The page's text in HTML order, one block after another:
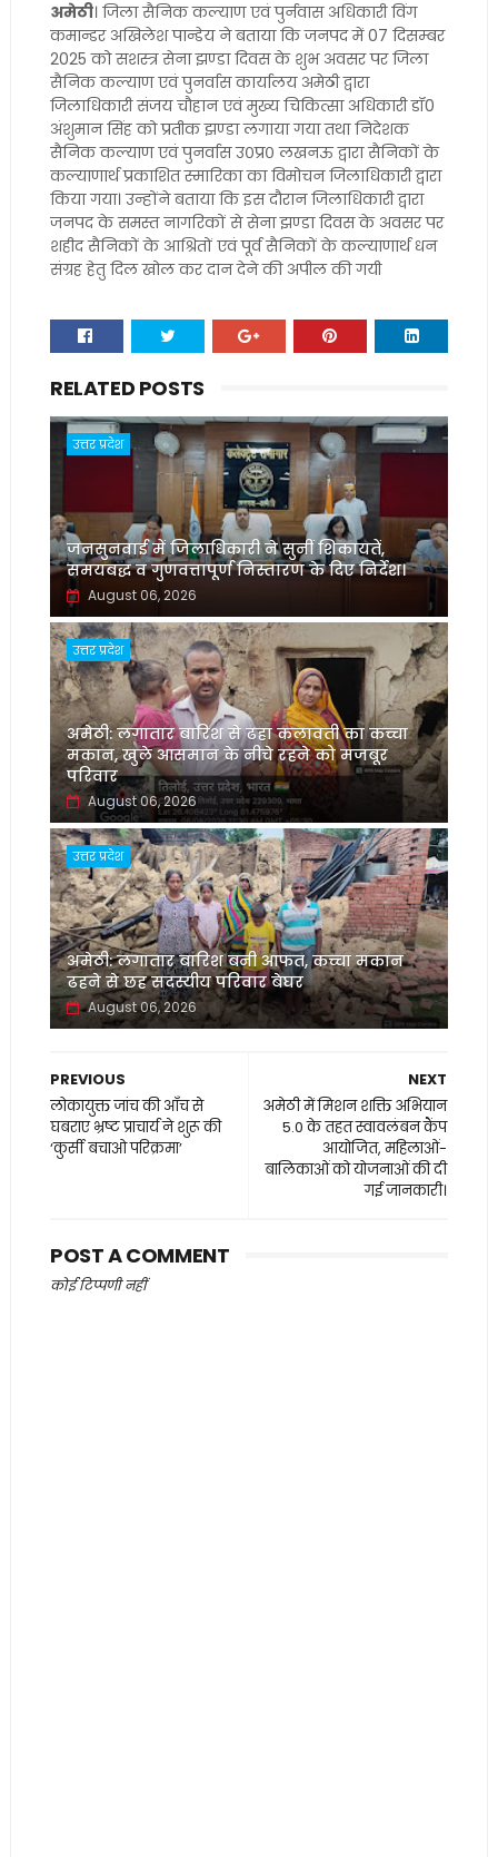
अमेठी। जिला सैनिक कल्याण एवं पुर्नवास अधिकारी विंग
कमान्डर अखिलेश पान्डेय ने बताया कि जनपद में 07 दिसम्बर
2025 को सशस्त्र सेना झण्डा दिवस के शुभ अवसर पर जिला
सैनिक कल्याण एवं पुनर्वास कार्यालय अमेठी द्वारा
जिलाधिकारी संजय चौहान एवं मुख्य चिकित्सा अधिकारी डॉ0
अंशुमान सिंह को प्रतीक झण्डा लगाया गया तथा निदेशक
सैनिक कल्याण एवं पुनर्वास उ०प्र० लखनऊ द्वारा सैनिकों के
कल्याणार्थ प्रकाशित स्मारिका का विमोचन जिलाधिकारी द्वारा
किया गया। उन्होंने बताया कि इस दौरान जिलाधिकारी द्वारा
जनपद के समस्त नागरिकों से सेना झण्डा दिवस के अवसर पर
शहीद सैनिकों के आश्रितों एवं पूर्व सैनिकों के कल्याणार्थ धन
संग्रह हेतु दिल खोल कर दान देने की अपील की गयी
RELATED POSTS
उत्तर प्रदेश
जनसुनवाई में जिलाधिकारी ने सुनीं शिकायतें,
समयबद्ध व गुणवत्तापूर्ण निस्तारण के दिए निर्देश।
August 06, 2026
उत्तर प्रदेश
अमेठी: लगातार बारिश से ढहा कलावती का कच्चा
मकान, खुले आसमान के नीचे रहने को मजबूर
परिवार
August 06, 2026
उत्तर प्रदेश
अमेठी: लगातार बारिश बनी आफत, कच्चा मकान
ढहने से छह सदस्यीय परिवार बेघर
August 06, 2026
NEXT
अमेठी में मिशन शक्ति अभियान
5.0 के तहत स्वावलंबन कैंप
आयोजित, महिलाओं-
बालिकाओं को योजनाओं की दी
गई जानकारी।
PREVIOUS
लोकायुक्त जांच की आँच से
घबराए भ्रष्ट प्राचार्य ने शुरू की
‘कुर्सी बचाओ परिक्रमा’
POST A COMMENT
कोई टिप्पणी नहीं